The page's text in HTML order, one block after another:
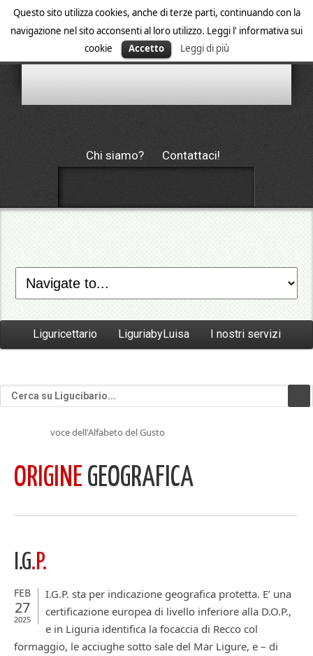
Questo sito utilizza cookies, anche di terze parti, continuando con la
navigazione nel sito acconsenti al loro utilizzo. Leggi l' informativa sui
cookie
Accetto Leggi di più
Chi siamo? Contattaci!
Liguricettario LiguriabyLuisa I nostri servizi
voce dell'Alfabeto del Gusto
ORIGINE GEOGRAFICA
I.G.P.
FEB
27
2025
I.G.P. sta per indicazione geografica protetta. E’ una
certificazione europea di livello inferiore alla D.O.P.,
e in Liguria identifica la focaccia di Recco col
formaggio, le acciughe sotto sale del Mar Ligure, e – di